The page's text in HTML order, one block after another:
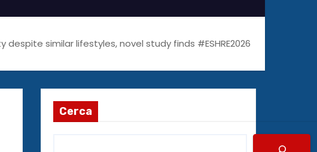
similar lifestyles, novel study finds #ESHRE2026
Cerca